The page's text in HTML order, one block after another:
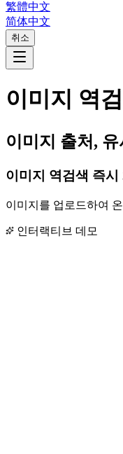
繁體中文
简体中文
취소
이미지 역
이미지 출처, 유
이미지 역검색 즉시
이미지를 업로드하여
인터랙티브 데모